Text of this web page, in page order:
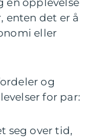
en opplevelse
enten det er å
eller
og
for par:
seg over tid,